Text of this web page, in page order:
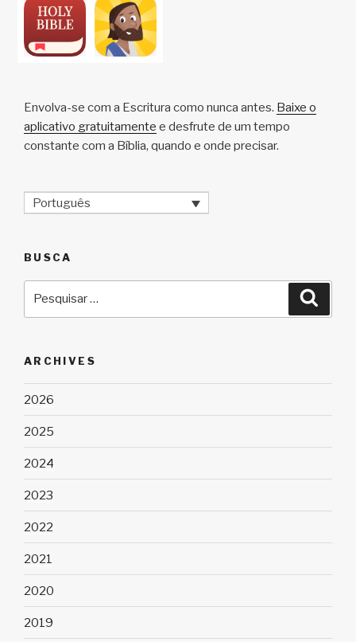
Envolva-se com a Escritura como nunca antes. Baixe o
aplicativo gratuitamente e desfrute de um tempo
constante com a Bíblia, quando e onde precisar.
Português
BUSCA
ARCHIVES
2026
2025
2024
2023
2022
2021
2020
2019